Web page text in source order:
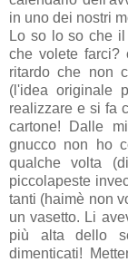
in uno dei nostri
Lo so lo so che
che volete farci?
ritardo che non
(l'idea originale
realizzare e si fa
cartone! Dalle
gnucco non ho
qualche volta
piccolapeste
tanti (haimè non
un vasetto. Li
più alta dello
dimenticati!